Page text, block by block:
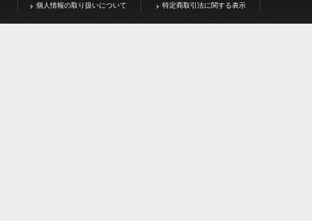
個人情報の取り扱いについて 特定商取引法に関する表示